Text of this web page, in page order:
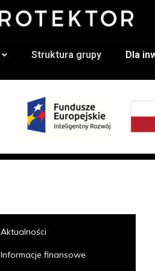
Struktura grupy Dla
Aktualności
Informacje finansowe